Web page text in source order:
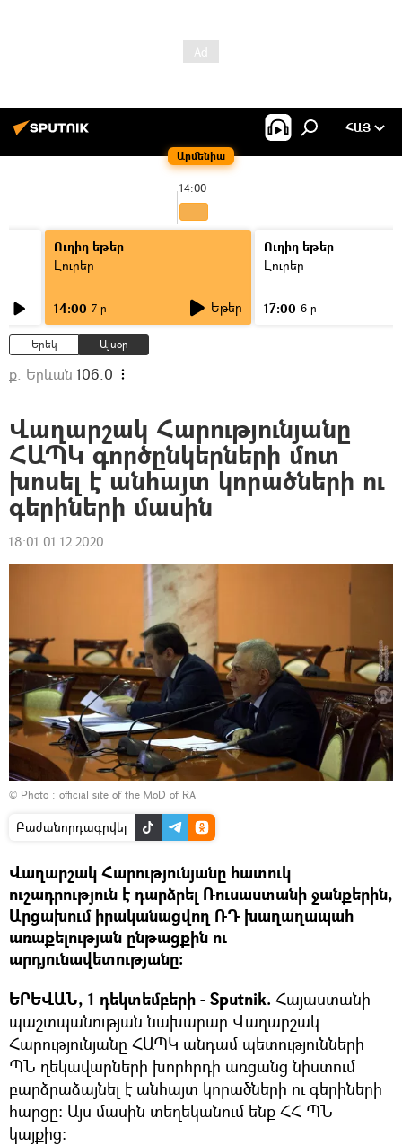
Արմենիա
ՀԱՅ
14:00
Ուղիղ եթեր
Լուրեր
14:00 7 ր Եթեր
Ուղիղ եթեր
Լուրեր
17:00 6 ր
Երեկ Այսօր
ք. Երևան 106.0
Վաղարշակ Հարությունյանը
ՀԱՊԿ գործընկերների մոտ
խոսել է անհայտ կորածների ու
գերիների մասին
18:01 01.12.2020
© Photo : official site of the MoD of RA
Բաժանորդագրվել
Վաղարշակ Հարությունյանը հատուկ
ուշադրություն է դարձրել Ռուսաստանի ջանքերին,
Արցախում իրականացվող ՌԴ խաղաղապահ
առաքելության ընթացքին ու
արդյունավետությանը։
ԵՐԵՎԱՆ, 1 դեկտեմբերի - Sputnik. Հայաստանի
պաշտպանության նախարար Վաղարշակ
Հարությունյանը ՀԱՊԿ անդամ պետությունների
ՊՆ ղեկավարների խորհրդի առցանց նիստում
բարձրաձայնել է անհայտ կորածների ու գերիների
հարցը։ Այս մասին տեղեկանում ենք ՀՀ ՊՆ
կայքից։